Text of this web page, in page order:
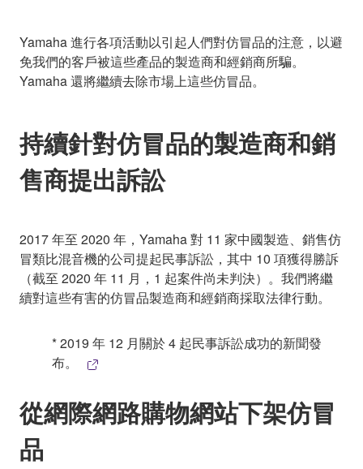
Yamaha 進行各項活動以引起人們對仿冒品的注意，以避
免我們的客戶被這些產品的製造商和經銷商所騙。
Yamaha 還將繼續去除市場上這些仿冒品。
持續針對仿冒品的製造商和銷
售商提出訴訟
2017 年至 2020 年，Yamaha 對 11 家中國製造、銷售仿
冒類比混音機的公司提起民事訴訟，其中 10 項獲得勝訴
（截至 2020 年 11 月，1 起案件尚未判決）。我們將繼
續對這些有害的仿冒品製造商和經銷商採取法律行動。
* 2019 年 12 月關於 4 起民事訴訟成功的新聞發
布。
從網際網路購物網站下架仿冒
品